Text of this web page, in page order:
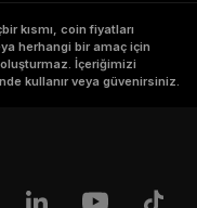
kısmı, coin fiyatları
herhangi bir amaç için
İçeriğimizi
kullanır veya güvenirsiniz.